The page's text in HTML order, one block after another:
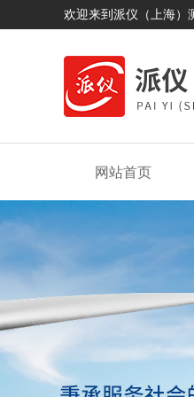
欢迎来到派仪（上海）
网站首页